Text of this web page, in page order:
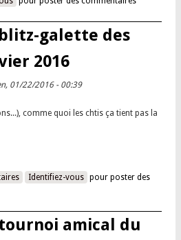
galette des
2016
01/22/2016 - 00:39
comme quoi les chtis ça tient pas la
du blitz-galette des rois du 21 janvier
Identifiez-vous pour poster des
amical du